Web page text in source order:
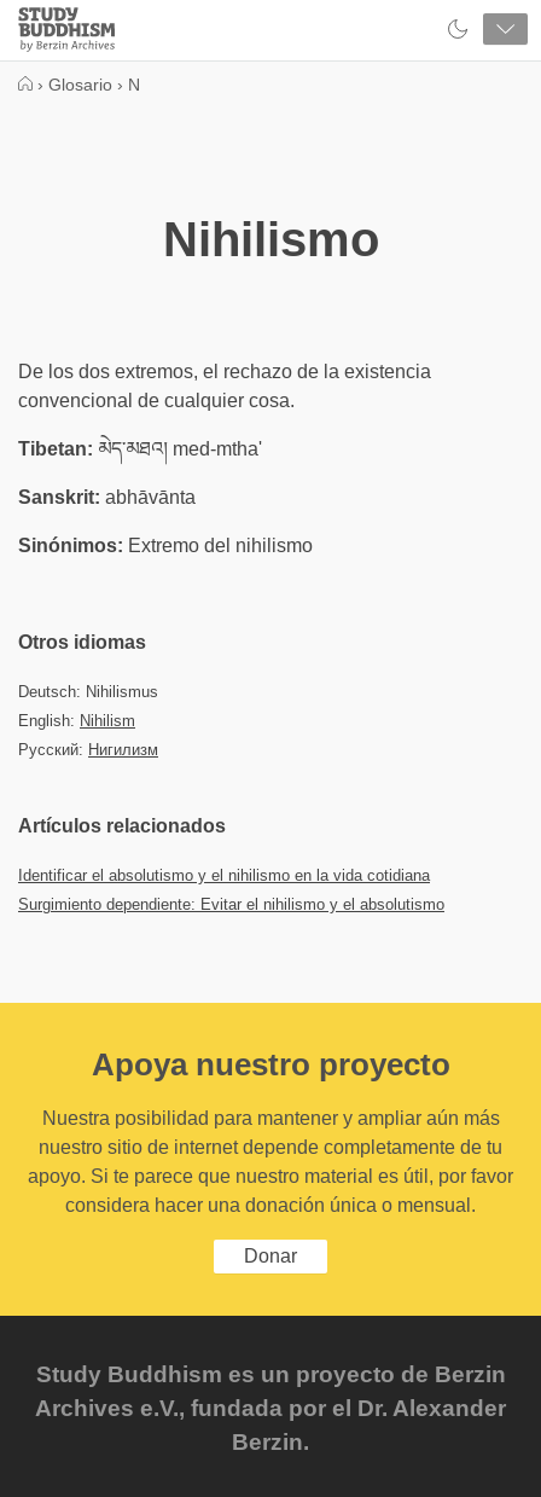
Close
Study
Buddhism
› Glosario › N
Nihilismo
De los dos extremos, el rechazo de la existencia
convencional de cualquier cosa.
Tibetan: མེད་མཐའ། med-mtha'
Sanskrit: abhāvānta
Sinónimos: Extremo del nihilismo
Otros idiomas
Deutsch: Nihilismus
English: Nihilism
Русский: Нигилизм
Artículos relacionados
Identificar el absolutismo y el nihilismo en la vida cotidiana
Surgimiento dependiente: Evitar el nihilismo y el absolutismo
Apoya nuestro proyecto
Nuestra posibilidad para mantener y ampliar aún más
nuestro sitio de internet depende completamente de tu
apoyo. Si te parece que nuestro material es útil, por favor
considera hacer una donación única o mensual.
Donar
Study Buddhism es un proyecto de Berzin
Archives e.V., fundada por el Dr. Alexander
Berzin.